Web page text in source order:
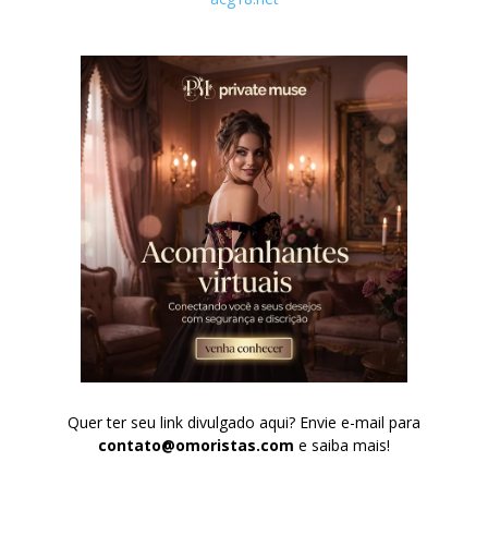
Quer ter seu link divulgado aqui? Envie e-mail para
contato@omoristas.com e saiba mais!